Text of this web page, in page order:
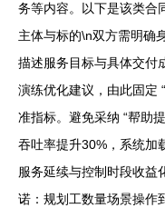
务等内容。以下是该类合
主体与标的\n双方需明确
描述服务目标与具体交付
演练优化建议，由此固
准指标。避免采纳 “帮助
吞吐率提升30%，系统加
服务延续与控制时段收益
诺：规划工数量场景操作